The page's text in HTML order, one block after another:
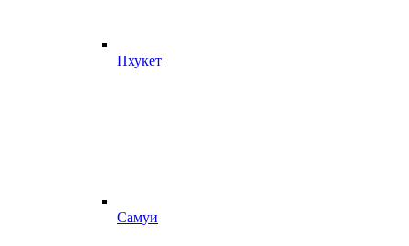
Пхукет
Самуи